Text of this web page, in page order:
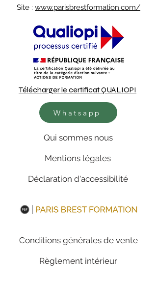
Site : www.parisbrestformation.com/
Télécharger le certificat QUALIOPI
Whatsapp
Qui sommes nous
Mentions légales
Déclaration d'accessibilité
Conditions générales de vente
Règlement intérieur